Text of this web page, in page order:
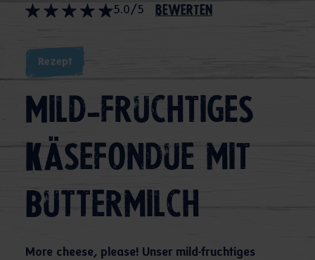
5.0/5 bewerten
Rezept
Mild-fruchtiges
Käsefondue mit
Buttermilch
More cheese, please! Unser mild-fruchtiges